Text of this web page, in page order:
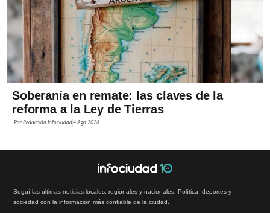
Soberanía en remate: las claves de la
reforma a la Ley de Tierras
PorRedacción Infociudad4 Ago 2026
Seguí las últimas noticias locales, regionales y nacionales. Política, deportes y
sociedad con la información más confiable de la ciudad.